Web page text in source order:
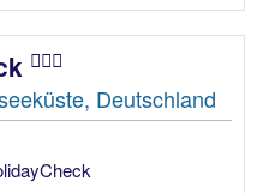
Deutschland